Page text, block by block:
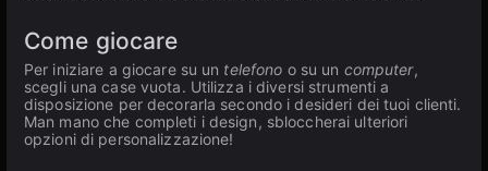
Come giocare
Per iniziare a giocare su un telefono o su un computer,
scegli una case vuota. Utilizza i diversi strumenti a
disposizione per decorarla secondo i desideri dei tuoi clienti.
Man mano che completi i design, sbloccherai ulteriori
opzioni di personalizzazione!